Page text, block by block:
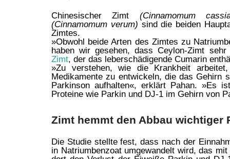
Chinesischer Zimt (Cinnamomum
(Cinnamomum verum) sind die beiden
Zimtes.
»Obwohl beide Arten des Zimtes zu
haben wir gesehen, dass Ceylon-Zimt
Zimt, der das leberschädigende Cumarin
»Zu verstehen, wie die Krankheit
Medikamente zu entwickeln, die das Gehirn
Parkinson aufhalten«, erklärt Pahan. »Es
Proteine wie Parkin und DJ-1 im Gehirn von
Zimt hemmt den Abbau wichtiger
Die Studie stellte fest, dass nach der
in Natriumbenzoat umgewandelt wird, das